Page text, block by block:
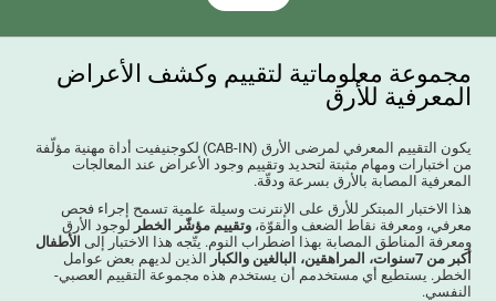
مجموعة معلوماتية لتقييم وكشف الأعراض
المعرفية للأرق
يكون التقييم المعرفي لمرضى الأرق (CAB-IN) لكوجنيفيت أداة مهنية مؤلّفة
من اختبارات ومهام مثبتة لتحديد وتقييم وجود الأعراض عند المعالجات
المعرفية المصابة بالأرق بسرعة ودقّة.
هذا الاختبار المبتكر للأرق على الإنترنت وسيلة علمية تسمح إجراء فحص
معرفي، ومعرفة نقاط الضعف والقوّة،وتقييم مؤشّر الخطر لوجود الأرق
ومعرفة المناطق المصابة بهذا اضطراب النوم. يتّجه هذا الاختبار إلى الأطفال
أكبر من 7سنوات، المراهقين، البالغين والكبار
الذين لديهم بعض عوامل
الخطر. يستطيع أي مستخدمم أن يستخدم هذه مجموعة التقييم العصبي-
النفسي.